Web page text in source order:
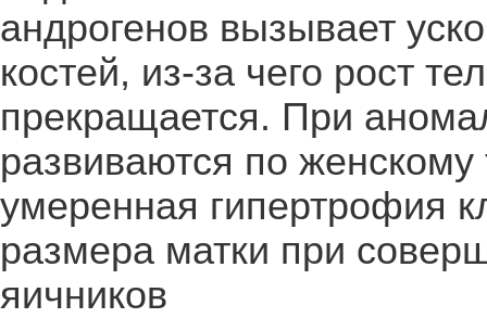
андрогенов вызывает
костей, из-за чего рост
прекращается. При
развиваются по
умеренная гипертрофия
размера матки при
яичников